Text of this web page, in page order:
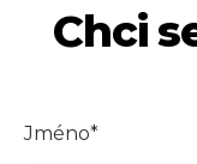
Chci
Jméno*